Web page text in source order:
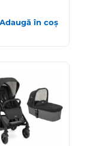
Adaugă în coș